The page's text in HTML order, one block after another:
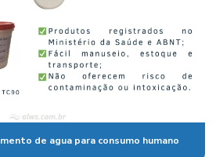
de agua para consumo humano